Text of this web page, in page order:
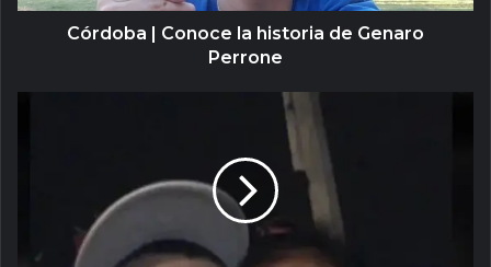
Córdoba | Conoce la historia de Genaro
Perrone